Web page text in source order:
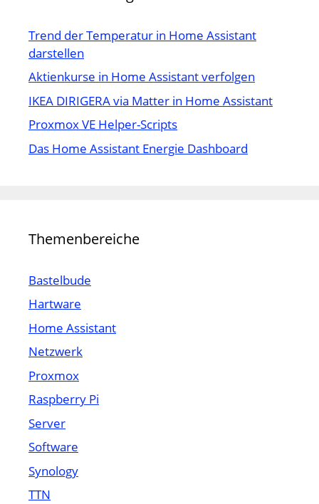
Trend der Temperatur in Home Assistant
darstellen
Aktienkurse in Home Assistant verfolgen
IKEA DIRIGERA via Matter in Home Assistant
Proxmox VE Helper-Scripts
Das Home Assistant Energie Dashboard
Themenbereiche
Bastelbude
Hartware
Home Assistant
Netzwerk
Proxmox
Raspberry Pi
Server
Software
Synology
TTN